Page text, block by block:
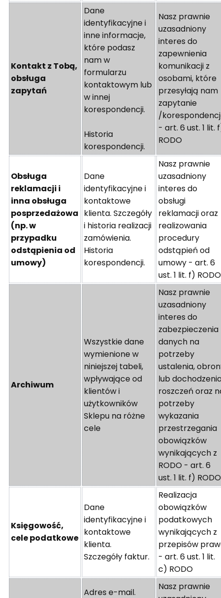
Kontakt z Tobą,
obsługa
zapytań
Dane
identyfikacyjne i
inne informacje,
które podasz
nam w
formularzu
kontaktowym lub
w innej
korespondencji.
Historia
korespondencji.
Nasz prawnie
uzasadniony
interes do
zapewnienia
komunikacji z
osobami, które
przesyłają nam
zapytanie
/
- art. 6 ust. 1 lit.
RODO
Obsługa
reklamacji i
inna obsługa
posprzedażowa
(np. w
przypadku
odstąpienia od
umowy)
Dane
identyfikacyjne i
kontaktowe
klienta. Szczegóły
i historia realizacji
zamówienia.
Historia
korespondencji.
Nasz prawnie
uzasadniony
interes do
obsługi
reklamacji oraz
realizowania
procedury
odstąpień od
umowy - art. 6
ust. 1 lit. f) RODO
Archiwum
Wszystkie dane
wymienione w
niniejszej tabeli,
wpływające od
klientów i
użytkowników
Sklepu na różne
cele
Nasz prawnie
uzasadniony
interes do
zabezpieczenia
danych na
potrzeby
ustalenia,
lub
roszczeń oraz
potrzeby
wykazania
przestrzegania
obowiązków
wynikających z
RODO - art. 6
ust. 1 lit. f) RODO
Księgowość,
cele podatkowe
Dane
identyfikacyjne i
kontaktowe
klienta.
Szczegóły faktur.
Realizacja
obowiązków
podatkowych
wynikających z
przepisów
- art. 6 ust. 1 lit.
c) RODO
Adres e-mail.
Nasz prawnie